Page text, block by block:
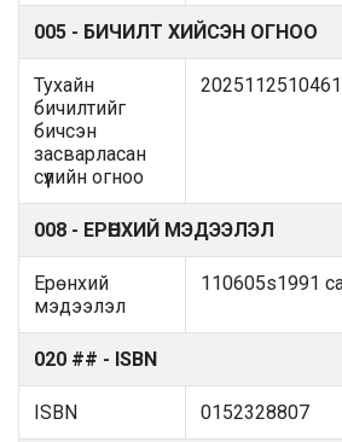
005 - БИЧИЛТ ХИЙСЭН ОГНОО
Тухайн
бичилтийг
бичсэн
засварласан
сүүлийн огноо
008 - ЕРӨНХИЙ МЭДЭЭЛЭЛ
Ерөнхий
мэдээлэл
110605s1991
020 ## - ISBN
ISBN 0152328807